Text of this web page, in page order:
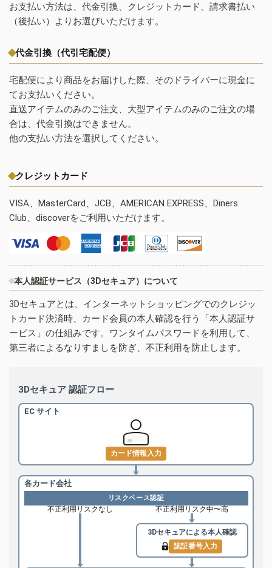
お支払い方法は、代金引換、クレジットカード、請求書払い
（後払い）よりお選びいただけます。
代金引換（代引宅配便）
宅配便により商品をお届けした際、そのドライバーに現金に
てお支払いください。
直送アイテムのみのご注文、大型アイテムのみのご注文の場
合は、代金引換はできません。
他の支払い方法を選択してください。
クレジットカード
VISA、MasterCard、JCB、AMERICAN EXPRESS、Diners
Club、discoverをご利用いただけます。
本人認証サービス（3Dセキュア）について
3Dセキュアとは、インターネットショッピングでのクレジッ
トカード決済時、カード会員の本人確認を行う「本人認証サ
ービス」の仕組みです。ワンタイムパスワードを利用して、
第三者によるなりすましを防ぎ、不正利用を防止します。
3Dセキュア 認証フロー
EC サイト
カード情報入力
各カード会社
リスクベース認証
不正利用リスクなし 不正利用リスク中〜高
3Dセキュアによる本人確認
認証番号入力